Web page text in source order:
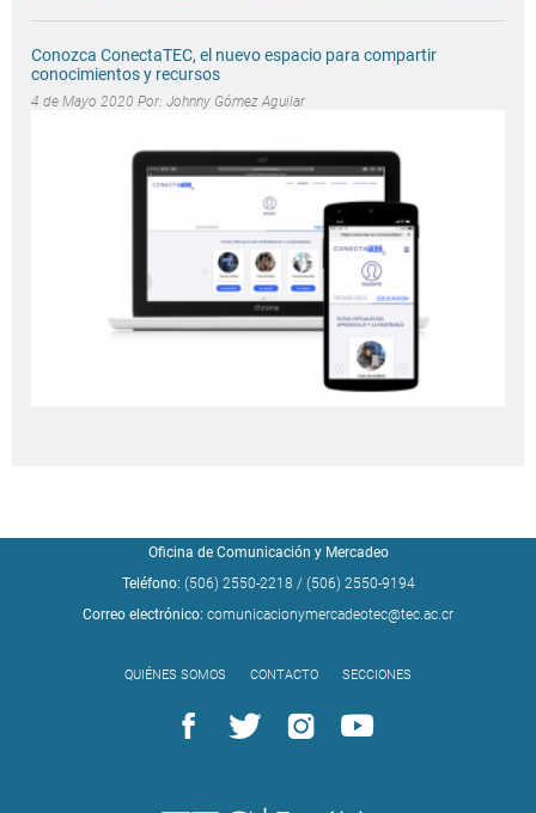
Conozca ConectaTEC, el nuevo espacio para compartir
conocimientos y recursos
4 de Mayo 2020 Por: Johnny Gómez Aguilar
Oficina de Comunicación y Mercadeo
Teléfono: (506) 2550-2218 / (506) 2550-9194
Correo electrónico: comunicacionymercadeotec@tec.ac.cr
QUIÉNES SOMOS CONTACTO SECCIONES